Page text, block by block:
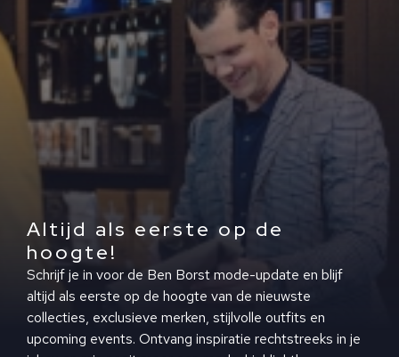
Altijd als eerste op de
hoogte!
Schrijf je in voor de Ben Borst mode-update en blijf
altijd als eerste op de hoogte van de nieuwste
collecties, exclusieve merken, stijlvolle outfits en
upcoming events. Ontvang inspiratie rechtstreeks in je